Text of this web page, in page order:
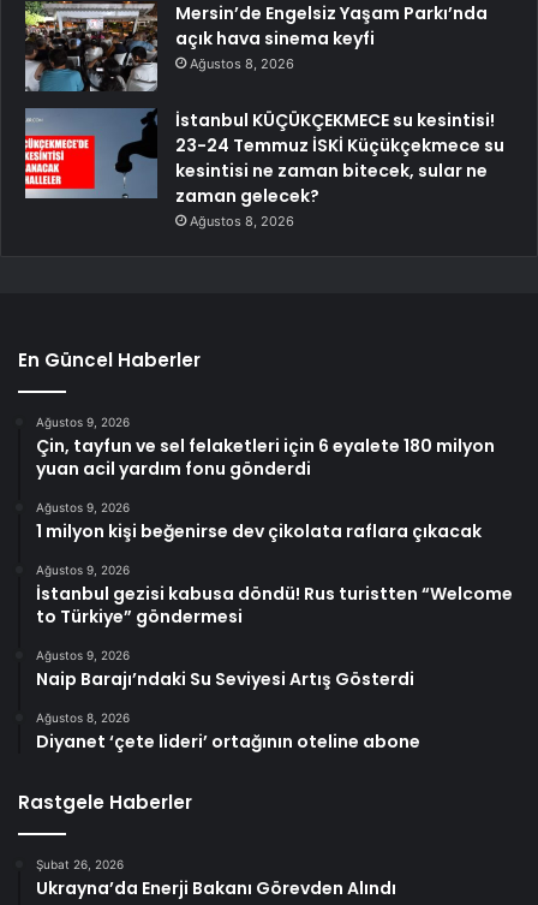
Mersin’de Engelsiz Yaşam Parkı’nda
açık hava sinema keyfi
Ağustos 8, 2026
İstanbul KÜÇÜKÇEKMECE su kesintisi!
23-24 Temmuz İSKİ Küçükçekmece su
kesintisi ne zaman bitecek, sular ne
zaman gelecek?
Ağustos 8, 2026
En Güncel Haberler
Ağustos 9, 2026
Çin, tayfun ve sel felaketleri için 6 eyalete 180 milyon
yuan acil yardım fonu gönderdi
Ağustos 9, 2026
1 milyon kişi beğenirse dev çikolata raflara çıkacak
Ağustos 9, 2026
İstanbul gezisi kabusa döndü! Rus turistten “Welcome
to Türkiye” göndermesi
Ağustos 9, 2026
Naip Barajı’ndaki Su Seviyesi Artış Gösterdi
Ağustos 8, 2026
Diyanet ‘çete lideri’ ortağının oteline abone
Rastgele Haberler
Şubat 26, 2026
Ukrayna’da Enerji Bakanı Görevden Alındı